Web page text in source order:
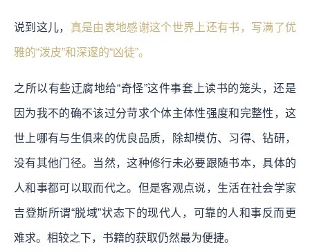
说到这儿， 真是由衷地感谢这个世界上还有书，写满了优
雅的“泼皮”和深邃的“凶徒”。
之所以有些迂腐地给“奇怪”这件事套上读书的笼头，还是
因为我不的确不该过分苛求个体主体性强度和完整性，这
世上哪有与生俱来的优良品质，除却模仿、习得、钻研，
没有其他门径。当然，这种修行未必要跟随书本，具体的
人和事都可以取而代之。但是客观点说，生活在社会学家
吉登斯所谓“脱域”状态下的现代人，可靠的人和事反而更
难求。相较之下，书籍的获取仍然最为便捷。